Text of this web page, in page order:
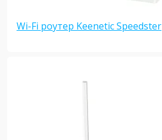
Wi-Fi роутер Keenetic Speedster